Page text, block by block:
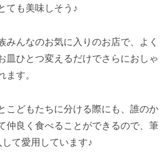
ても美味しそう♪
みんなのお気に入りのお店で、よく
皿ひとつ変えるだけでさらにおしゃ
ます。
こどもたちに分ける際にも、誰のか
仲良く食べることができるので、筆
て愛用しています♪